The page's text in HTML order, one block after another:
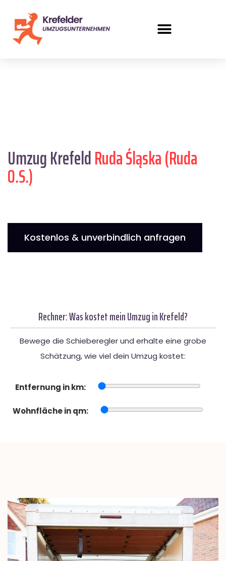
Umzug KrefeldRuda Śląska (Ruda
O.S.)
Kostenlos & unverbindlich anfragen
Rechner: Was kostet mein Umzug in Krefeld?
Bewege die Schieberegler und erhalte eine grobe
Schätzung, wie viel dein Umzug kostet:
Entfernung in km:
Wohnfläche in qm: